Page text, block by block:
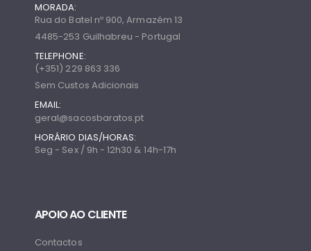
MORADA:
Rua do Batel nº 900, Armazém 13
4485-253 Guilhabreu - Portugal
TELEPHONE:
(+351) 229 863 336
Sem Custos Adicionais
EMAIL:
geral@sacosbaratos.pt
HORÁRIO DIAS/HORAS:
Seg - Sex / 9h - 12h30 & 14h-17h
APOIO AO CLIENTE
Contactos